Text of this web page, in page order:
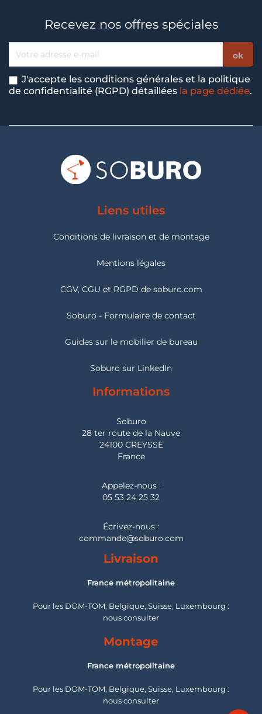
Recevez nos offres spéciales
J'accepte les conditions générales et la politique
de confidentialité (RGPD) détaillées la page dédiée.
Liens utiles
Conditions de livraison et de montage
Mentions légales
CGV, CGU et RGPD de soburo.com
Soburo - Formulaire de contact
Guides sur le mobilier de bureau
Soburo sur LinkedIn
Informations
Soburo
28 ter route de la Nauve
24100 CREYSSE
France
Appelez-nous :
05 53 24 25 32
Écrivez-nous :
commande@soburo.com
Livraison
France métropolitaine
Pour les DOM-TOM, Belgique, Suisse, Luxembourg :
nous consulter
Montage
France métropolitaine
Pour les DOM-TOM, Belgique, Suisse, Luxembourg :
nous consulter